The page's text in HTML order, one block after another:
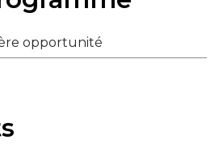
opportunité